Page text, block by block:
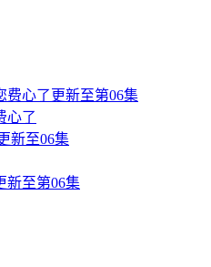
更新至第06集
心了
新至06集
新至第06集